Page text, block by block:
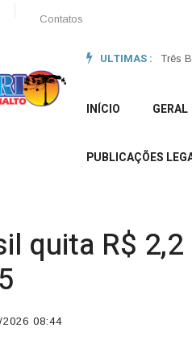
Contatos
ULTIMAS :
INÍCIO GERAL
PUBLICAÇÕES
quita R$
2026 08:44